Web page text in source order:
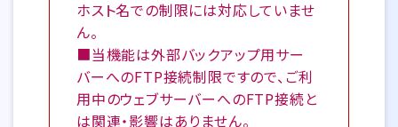
ホスト名での制限には対応していませ
ん。
■当機能は外部バックアップ用サー
バーへのFTP接続制限ですので、ご利
用中のウェブサーバーへのFTP接続と
は関連・影響はありません。